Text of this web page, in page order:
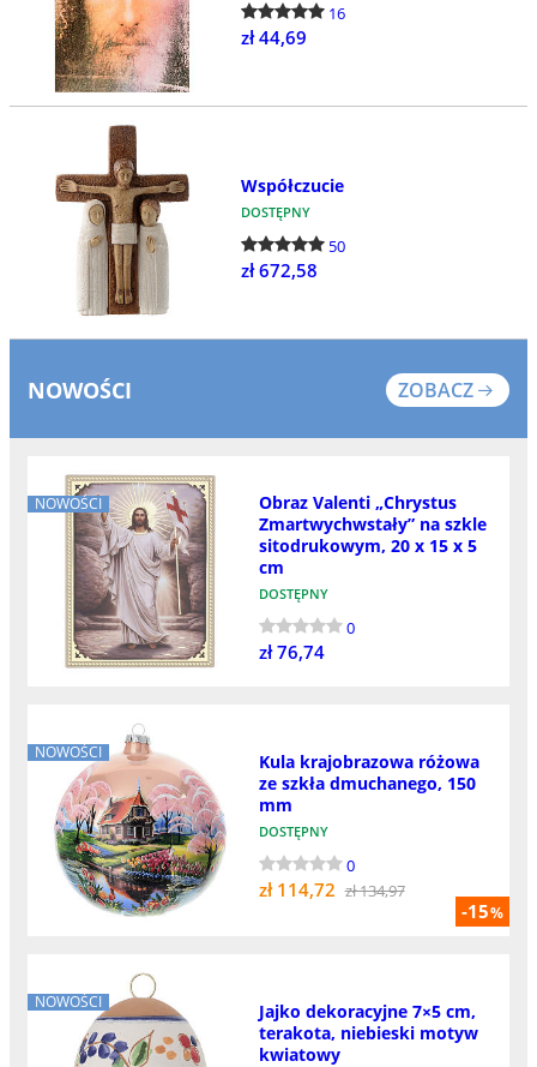
16
zł 44,69
Współczucie
DOSTĘPNY
50
zł 672,58
NOWOŚCI ZOBACZ
NOWOŚCI
Obraz Valenti „Chrystus
Zmartwychwstały” na szkle
sitodrukowym, 20 x 15 x 5
cm
DOSTĘPNY
0
zł 76,74
NOWOŚCI
-15%
Kula krajobrazowa różowa
ze szkła dmuchanego, 150
mm
DOSTĘPNY
0
zł 114,72 zł 134,97
NOWOŚCI
Jajko dekoracyjne 7×5 cm,
terakota, niebieski motyw
kwiatowy